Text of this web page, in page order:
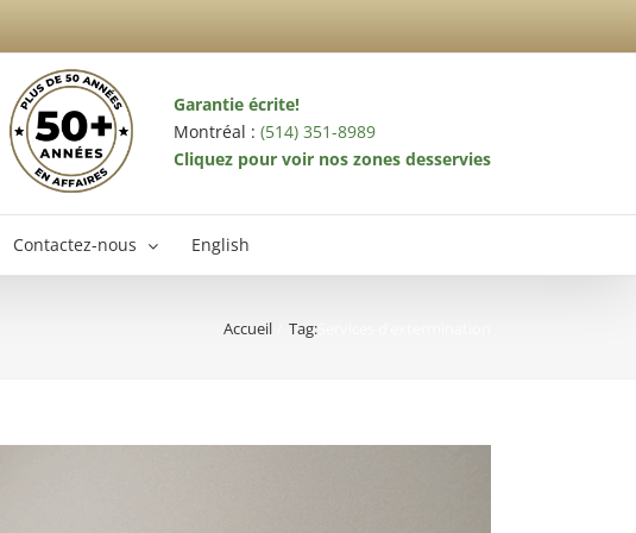
Garantie écrite!
Montréal : (514) 351-8989
Cliquez pour voir nos zones desservies
Contactez-nous
Exterminateur Laval
English
Accueil Tag: